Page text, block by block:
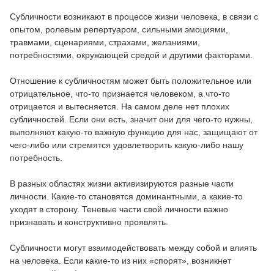
Субличности возникают в процессе жизни человека, в связи с
опытом, ролевым репертуаром, сильными эмоциями,
травмами, сценариями, страхами, желаниями,
потребностями, окружающей средой и другими факторами.
Отношение к субличностям может быть положительное или
отрицательное, что-то признается человеком, а что-то
отрицается и вытесняется. На самом деле нет плохих
субличностей. Если они есть, значит они для чего-то нужны,
выполняют какую-то важную функцию для нас, защищают от
чего-либо или стремятся удовлетворить какую-либо нашу
потребность.
В разных областях жизни активизируются разные части
личности. Какие-то становятся доминантными, а какие-то
уходят в сторону. Теневые части свой личности важно
признавать и конструктивно проявлять.
Субличности могут взаимодействовать между собой и влиять
на человека. Если какие-то из них «спорят», возникнет